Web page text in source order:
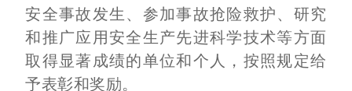
安全事故发生、参加事故抢险救护、研究
和推广应用安全生产先进科学技术等方面
取得显著成绩的单位和个人，按照规定给
予表彰和奖励。